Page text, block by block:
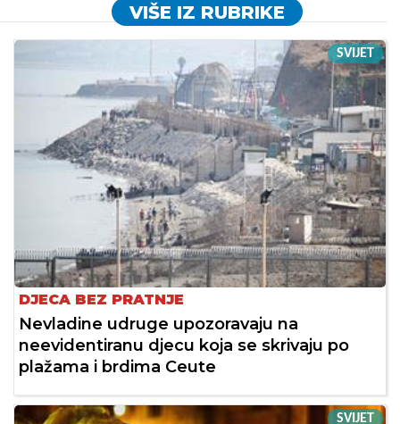
VIŠE IZ RUBRIKE
SVIJET
DJECA BEZ PRATNJE
Nevladine udruge upozoravaju na
neevidentiranu djecu koja se skrivaju po
plažama i brdima Ceute
SVIJET